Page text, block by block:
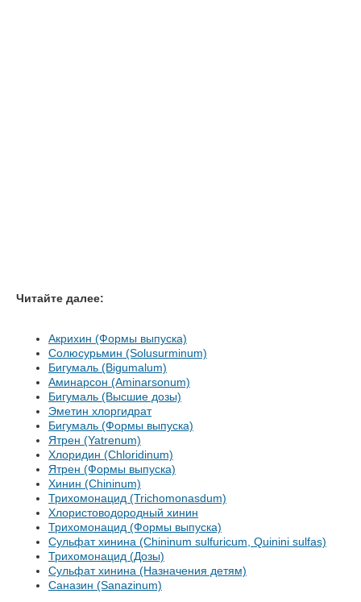
Читайте далее:
Акрихин (Формы выпуска)
Солюсурьмин (Solusurminum)
Бигумаль (Bigumalum)
Аминарсон (Aminarsonum)
Бигумаль (Высшие дозы)
Эметин хлоргидрат
Бигумаль (Формы выпуска)
Ятрен (Yatrenum)
Хлоридин (Chloridinum)
Ятрен (Формы выпуска)
Хинин (Chininum)
Трихомонацид (Trichomonasdum)
Хлористоводородный хинин
Трихомонацид (Формы выпуска)
Сульфат хинина (Chininum sulfuricum, Quinini sulfas)
Трихомонацид (Дозы)
Сульфат хинина (Назначения детям)
Саназин (Sanazinum)